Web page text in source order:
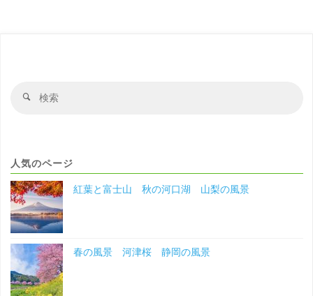
検
人気のページ
紅葉と富士山 秋の河口湖 山梨の風景
春の風景 河津桜 静岡の風景